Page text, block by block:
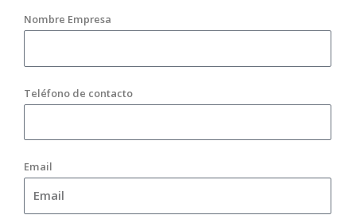
Nombre Empresa
Teléfono de contacto
Email